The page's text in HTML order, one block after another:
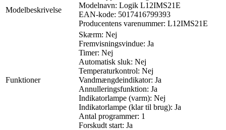
Modelbeskrivelse
Modelnavn: Logik L12IMS21E
EAN-kode: 5017416799393
Producentens varenummer: L12IMS21E
Funktioner
Skærm: Nej
Fremvisningsvindue: Ja
Timer: Nej
Automatisk sluk: Nej
Temperaturkontrol: Nej
Vandmængdeindikator: Ja
Annulleringsfunktion: Ja
Indikatorlampe (varm): Nej
Indikatorlampe (klar til brug): Ja
Antal programmer: 1
Forskudt start: Ja